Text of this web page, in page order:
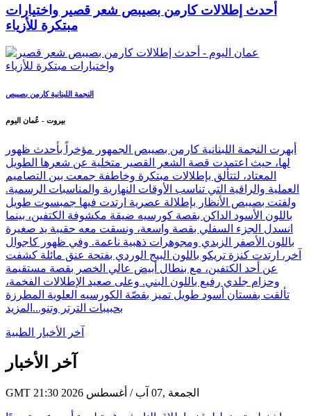
أحدث إطلالات كارمن بصيبص شعر قصير واختيارات
مبتكرة للأزياء
النجمة اللبنانية كارمن بصيبص
بيروت - عُمان اليوم
أبهرت النجمة اللبنانية كارمن بصيبص الجمهور مؤخراً بأحدث ظهور
لها، حيث اعتمدت قصة الشعر القصير متخلية عن شعرها الطويل
المعتاد، لتتألق بإطلالات مبتكرة وخاطفة جمعت بين التصاميم
العملية والراقية التي تناسب الأوقات النهارية والمناسبات الرسمية.
ولفتت بصيبص الأنظار بإطلالة عصرية ارتدت فيها جمبسوت طويل
باللون الأسود الداكن بقصة كورسيه ضيقة مكشوفة الكتفين، بينما
انسدل الجزء السفلي بقصة واسعة، ونسقت معه حقيبة يد صغيرة
باللون الأصفر الزبدي ومجوهرات ذهبية ناعمة. وفي ظهور كاجوال
آخر، ارتدت كنزة تريكو باللون البيج الوردي بفتحة عنق مائلة كشفت
عن أحد الكتفين، مع بنطال أبيض عالي الخصر بقصة مستقيمة
وحزام جلدي رفيع باللون البني. وعلى صعيد الإطلالات الفخمة،
تألقت بفستان أسود طويل تميز بقصّة الكورسيه العلوية المطرزة
بحبيبات الترتر وتنو... المزيد
آخر الأخبار الطبية
آخر الأخبار
GMT 21:30 2026 الجمعة ,07 آب / أغسطس